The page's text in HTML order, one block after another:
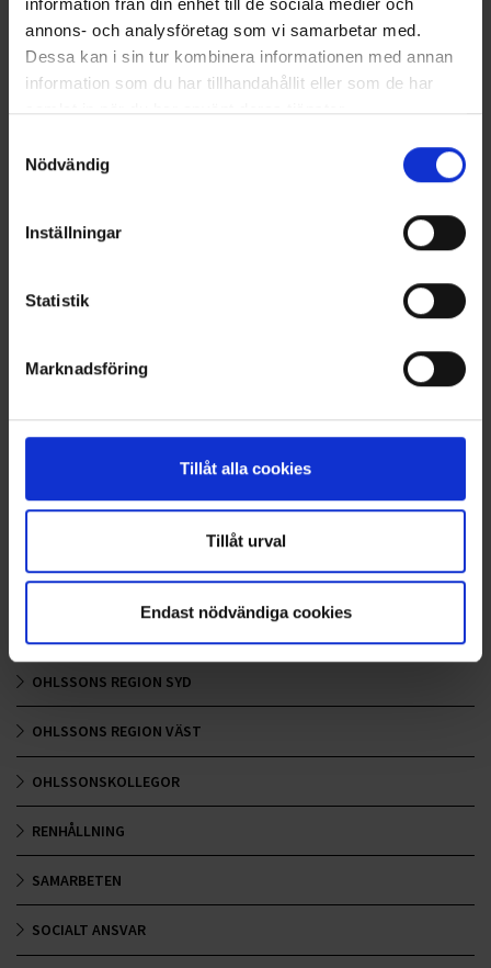
annons- och analysföretag som vi samarbetar med.
Dessa kan i sin tur kombinera informationen med annan
information som du har tillhandahållit eller som de har
samlat in när du har använt deras tjänster.
Nödvändig
Inställningar
Statistik
Marknadsföring
Tillåt alla cookies
Tillåt urval
Endast nödvändiga cookies
2020-02-24
Ohlssons går in som hållbar partner till Hittarps
IK
LÄS MER
2019-11-07
LÄS MER
Nyheter
ALLA
NYA UPPDRAG
OHLSSONS REGION SYD
OHLSSONS REGION VÄST
OHLSSONSKOLLEGOR
RENHÅLLNING
SAMARBETEN
SOCIALT ANSVAR